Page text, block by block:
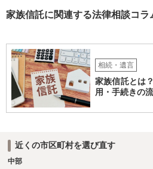
家族信託に関連する法律相談コラ
相続・遺言
家族信託とは
用・手続きの
近くの市区町村を選び直す
中部